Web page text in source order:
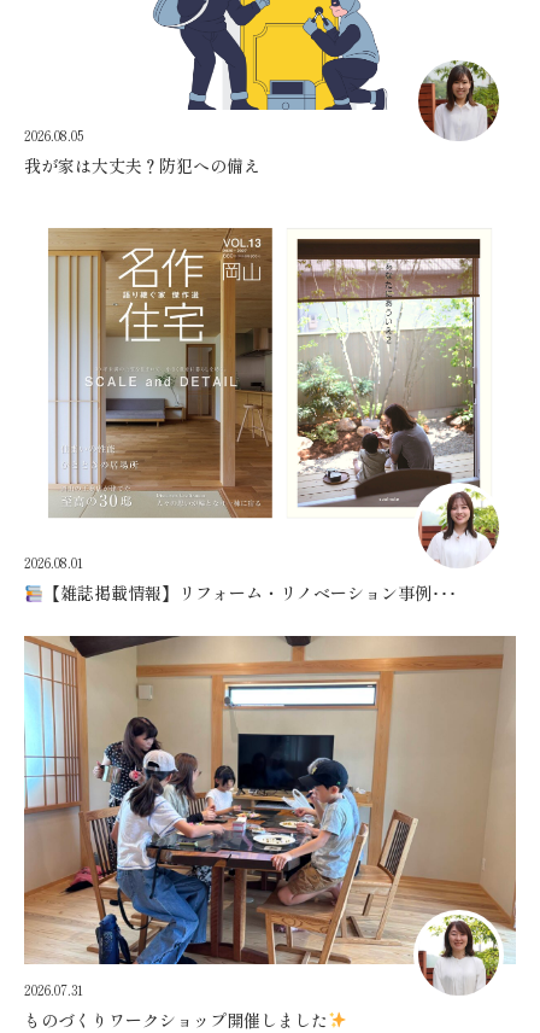
2026.08.05
我が家は大丈夫？防犯への備え
2026.08.01
【雑誌掲載情報】リフォーム・リノベーション事例･･･
2026.07.31
ものづくりワークショップ開催しました